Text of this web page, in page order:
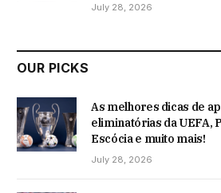
July 28, 2026
OUR PICKS
As melhores dicas de
eliminatórias da UEFA,
Escócia e muito mais!
July 28, 2026